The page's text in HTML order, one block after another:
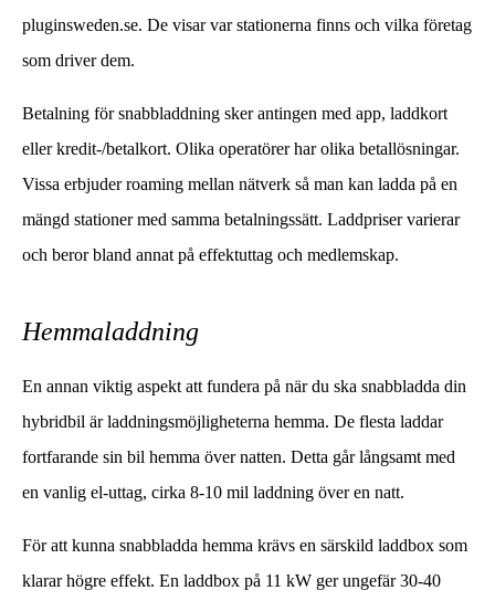
pluginsweden.se. De visar var stationerna finns och vilka företag
som driver dem.
Betalning för snabbladdning sker antingen med app, laddkort
eller kredit-/betalkort. Olika operatörer har olika betallösningar.
Vissa erbjuder roaming mellan nätverk så man kan ladda på en
mängd stationer med samma betalningssätt. Laddpriser varierar
och beror bland annat på effektuttag och medlemskap.
Hemmaladdning
En annan viktig aspekt att fundera på när du ska snabbladda din
hybridbil är laddningsmöjligheterna hemma. De flesta laddar
fortfarande sin bil hemma över natten. Detta går långsamt med
en vanlig el-uttag, cirka 8-10 mil laddning över en natt.
För att kunna snabbladda hemma krävs en särskild laddbox som
klarar högre effekt. En laddbox på 11 kW ger ungefär 30-40